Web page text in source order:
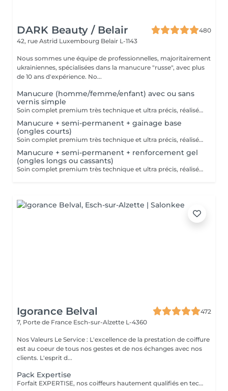
DARK Beauty / Belair
480
42, rue Astrid Luxembourg Belair L-1143
Nous sommes une équipe de professionnelles, majoritairement
ukrainiennes, spécialisées dans la manucure "russe", avec plus
de 10 ans d'expérience. No...
Manucure (homme/femme/enfant) avec ou sans
vernis simple
Soin complet premium très technique et ultra précis, réalisé principalement à la ponceuse afin d'obtenir un contour d'ongle parfaitement net et une application du vernis au plus près, voire légèrement sous la cuticule. Cette technique permet de retarder visuellement la repousse d'environ 10 jours. Résultat visuel : -Ongles extrêmement soignés, contours nets, forme impeccable -Effet Instagram / photo studio : propre, précis, sans petites peaux apparentes Contenu de la prestation : -Dépose de l'ancien vernis semi-permanent et/ou gel (si besoin, choisissez dans cet écran svp cette option de réservation) -Préparation très minutieuse de la plaque de l'ongle -Elimination des peaux mortes -Façonner et limer les ongles -Traitement délicat des cuticules -Application d'un vernis simple transparent (si vous le souhaitez) OU application de votre propre vernis simple (si besoin, choisissez dans cet écran svp cette option de réservation) -Application d'huile pour cuticules et de crème pour les mains
Manucure + semi-permanent + gainage base
(ongles courts)
Soin complet premium très technique et ultra précis, réalisé principalement à la ponceuse afin d'obtenir un contour d'ongle parfaitement net et une application du vernis au plus près, voire légèrement sous la cuticule. Cette technique permet de retarder visuellement la repousse d'environ 10 jours. Résultat visuel : -Ongles extrêmement soignés, contours nets, forme impeccable -Effet Instagram / photo studio : propre, précis, sans petites peaux apparentes Nous incluons un gainage en base, conseillé pour les ongles courts et en bon état. Une solution idéale pour des ongles impeccables et durables : -Tenue moyenne : Jusqu'à 4 semaines !!!! Contenu de la prestation -> 80€ : -Dépose de l'ancien vernis semi-permanent et/ou gel (si besoin, déjà inclus dans ce prix/service) -Préparation très minutieuse de la plaque de l'ongle -Elimination des peaux mortes -Façonner et limer les ongles -Traitement délicat des cuticules -Gainage en base -Application du vernis semi-permanent -Application d'huile pour cuticules et de crème pour les mains Optionnel : -Prix par ongle pour extension jusqu'à 5 ongles (réservez svp "AVEC décoration simple" dans ce cas) +3€ par ongle -Prix par ongle pour décoration jusqu'à 5 ongles (réservez svp "AVEC décoration simple" dans ce cas) +3€ par ongle -Prix pour décoration simple (French, Chrome, Baby Boomer, Cat Eyes, Stickers, Foil) 6-10 ongles -> +20€ -Prix pour décoration complexe (3D, Dessins à la mains, Stamping, French avec Chrome, Baby Boomer avec Chrome, French avec Cat Eyes) 6-10 ongles -> +30€
Manucure + semi-permanent + renforcement gel
(ongles longs ou cassants)
Soin complet premium très technique et ultra précis, réalisé principalement à la ponceuse afin d'obtenir un contour d'ongle parfaitement net et une application du vernis au plus près, voire légèrement sous la cuticule. Cette technique permet de retarder visuellement la repousse d'environ 10 jours. Résultat visuel : -Ongles extrêmement soignés, contours nets, forme impeccable -Effet Instagram / photo studio : propre, précis, sans petites peaux apparentes Nous incluons un renforcement en gel, fortement conseillé pour les ongles longs, fragiles ou cassants. Une solution idéale pour des ongles impeccables et durables : -Tenue moyenne : Jusqu'à 4 semaines !!!! Contenu de la prestation -> 95 € : -Dépose de l'ancien vernis semi-permanent et/ou gel (si nécessaire, déjà incluse dans ce prix/service) -Préparation très minutieuse de la plaque de l'ongle -Élimination des peaux mortes -Mise en forme et limage des ongles -Traitement délicat des cuticules -Renforcement en gel -Correction de la forme naturelle des ongles (optionnel, réservez svp "AVEC décoration simple" dans ce cas) -Application du vernis semi-permanent -Application d'huile pour cuticules et de crème pour les mains Optionnel : -Prix par ongle pour extension jusqu'à 5 ongles (réservez svp "AVEC décoration simple" dans ce cas) +3€ par ongle -Prix par ongle pour décoration jusqu'à 5 ongles (réservez svp "AVEC décoration simple" dans ce cas) +3€ par ongle -Prix pour décoration simple (French, Chrome, Baby Boomer, Cat Eyes, Stickers, Foil) 6-10 ongles -> +20€ -Prix pour décoration complexe (3D, Dessins à la mains, Stamping, French avec Chrome, Baby Boomer avec Chrome, French avec Cat Eyes) 6-10 ongles -> +30€
Igorance Belval
472
7, Porte de France Esch-sur-Alzette L-4360
Nos Valeurs Le Service : L'excellence de la prestation de coiffure
est au coeur de tous nos gestes et de nos échanges avec nos
clients. L'esprit d...
Pack Expertise
Forfait EXPERTISE, nos coiffeurs hautement qualifiés en technique anglo-saxonne, en formation continu et diplômés d’une académie anglaise à Paris. Vous offre une séance d’une heure avec votre coach en suivi beauté. Ce pack inclus : 1 h de prestation Un diagnostique personnalisé Shampoing spécifique Haircare Conditioner spécifique Produit de coiffage Coupe Styling Produit de finition